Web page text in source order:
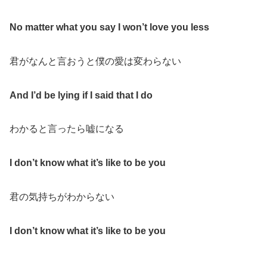
No matter what you say I won’t love you less
君がなんと言おうと僕の愛は変わらない
And I’d be lying if I said that I do
わかると言ったら嘘になる
I don’t know what it’s like to be you
君の気持ちがわからない
I don’t know what it’s like to be you